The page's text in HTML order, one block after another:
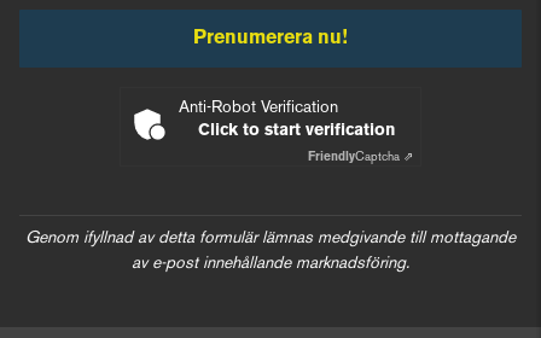
Prenumerera nu!
Anti-Robot Verification
Click to start verification
FriendlyCaptcha ⇗
Genom ifyllnad av detta formulär lämnas medgivande till mottagande
av e-post innehållande marknadsföring.